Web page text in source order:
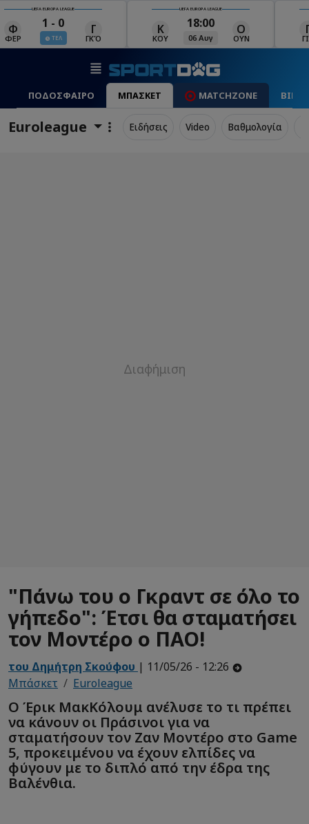
UEFA EUROPA LEAGUE
Κ 18:00
06 Αυγ ΟΥΝ
UEFA EUROPA LEAGUE
ΓΙΑ
19:00
06 Αυγ
Ρ
ΡΈΙ ΜΑΚ
ΠΟΔΟΣΦΑΙΡΟ ΜΠΑΣΚΕΤ MATCHZONE
Euroleague Ειδήσεις Video Βαθμολογία
"Πάνω του ο Γκραντ σε όλο το
γήπεδο": Έτσι θα σταματήσει
τον Μοντέρο ο ΠΑΟ!
του Δημήτρη Σκούφου | 11/05/26 - 12:26
Μπάσκετ
Euroleague
Ο Έρικ ΜακΚόλουμ ανέλυσε το τι πρέπει
να κάνουν οι Πράσινοι για να
σταματήσουν τον Ζαν Μοντέρο στο Game
5, προκειμένου να έχουν ελπίδες να
φύγουν με το διπλό από την έδρα της
Βαλένθια.